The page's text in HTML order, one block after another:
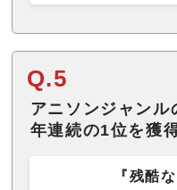
Q.5
アニソンジャンル
年連続の1位を獲
『残酷